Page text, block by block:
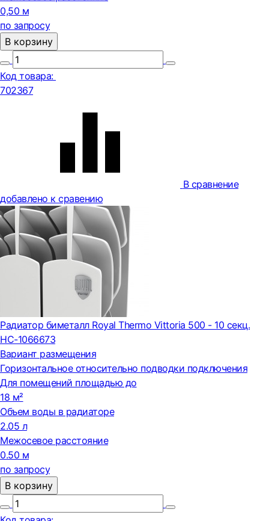
0,50 м
по запросу
В корзину
Код товара:
702367
В сравнение
добавлено к сравению
Радиатор биметалл Royal Thermo Vittoria 500 - 10 секц.
НС-1066673
Вариант размещения
Горизонтальное относительно подводки подключения
Для помещений площадью до
18 м²
Объем воды в радиаторе
2.05 л
Межосевое расстояние
0.50 м
по запросу
В корзину